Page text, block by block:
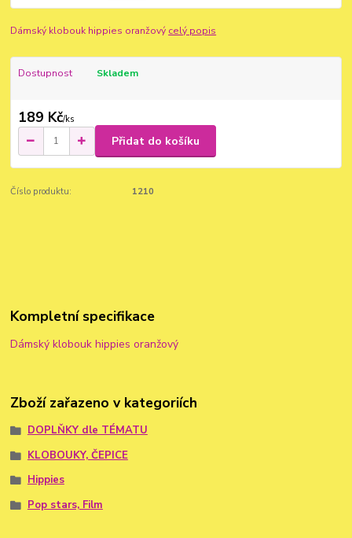
Dámský klobouk hippies oranžový celý popis
Dostupnost Skladem
189 Kč/ks
Přidat do košíku
Číslo produktu: 1210
Kompletní specifikace
Dámský klobouk hippies oranžový
Zboží zařazeno v kategoriích
DOPLŇKY dle TÉMATU
KLOBOUKY, ČEPICE
Hippies
Pop stars, Film